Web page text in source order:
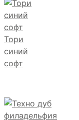
Тори
синий
софт